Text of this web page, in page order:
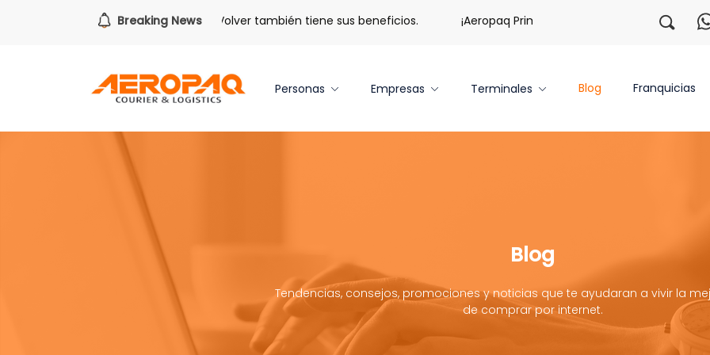
Breaking News
Para todo lo que viene. Volver también tiene sus beneficios. ¡Aeropaq Prime TE DA MÁS! ¡Regístrate
Personas Empresas Terminales Blog Franquicias
Blog
Tendencias, consejos, promociones y noticias que te ayudaran a vivir la
de comprar por internet.